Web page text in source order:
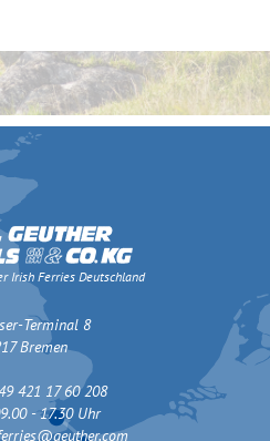
Irish Ferries Deutschland
Terminal 8
Bremen
421 17 60 208
- 17.30 Uhr